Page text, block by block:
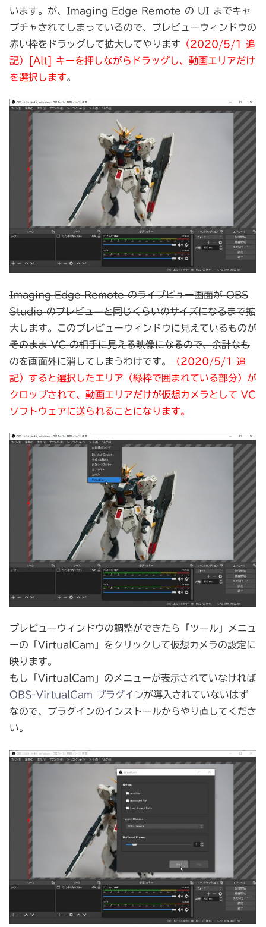
います。が、Imaging Edge Remote の UI までキャ
プチャされてしまっているので、プレビューウィンドウの
赤い枠をドラッグして拡大してやります （2020/5/1 追
記）[Alt] キーを押しながらドラッグし、動画エリアだけ
を選択します。
Imaging Edge Remote のライブビュー画面が OBS
Studio のプレビューと同じくらいのサイズになるまで拡
大します。このプレビューウィンドウに見えているものが
そのまま VC の相手に見える映像になるので、余計なも
のを画面外に消してしまうわけです。 （2020/5/1 追
記）すると選択したエリア（緑枠で囲まれている部分）が
クロップされて、動画エリアだけが仮想カメラとして VC
ソフトウェアに送られることになります。
プレビューウィンドウの調整ができたら「ツール」メニュ
ーの「VirtualCam」をクリックして仮想カメラの設定に
映ります。
もし「VirtualCam」のメニューが表示されていなければ
OBS-VirtualCam プラグインが導入されていないはず
なので、プラグインのインストールからやり直してくださ
い。